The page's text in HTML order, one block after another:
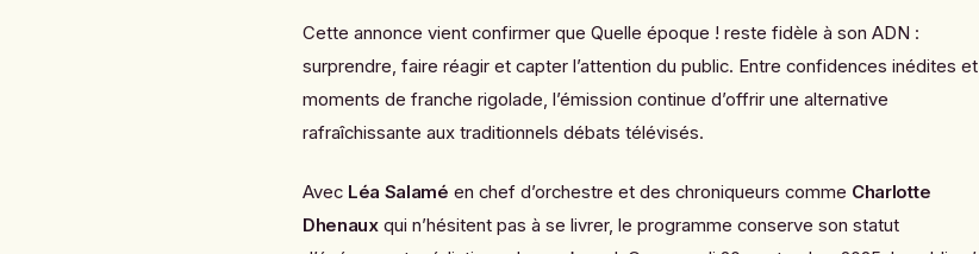
Cette annonce vient confirmer que Quelle époque ! reste fidèle à son ADN :
surprendre, faire réagir et capter l’attention du public. Entre confidences inédites et
moments de franche rigolade, l’émission continue d’offrir une alternative
rafraîchissante aux traditionnels débats télévisés.
Avec Léa Salamé en chef d’orchestre et des chroniqueurs comme Charlotte
Dhenauxqui n’hésitent pas à se livrer, le programme conserve son statut